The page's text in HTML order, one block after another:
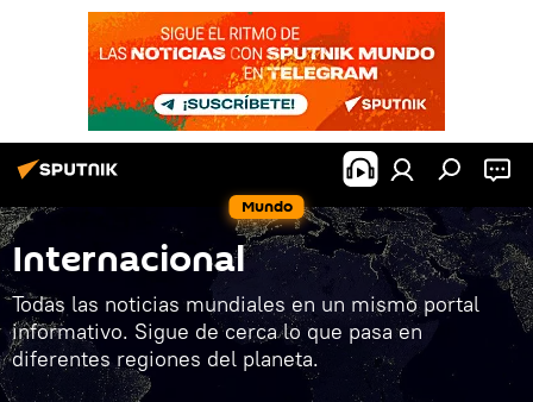
Mundo
Internacional
Todas las noticias mundiales en un mismo portal
informativo. Sigue de cerca lo que pasa en
diferentes regiones del planeta.